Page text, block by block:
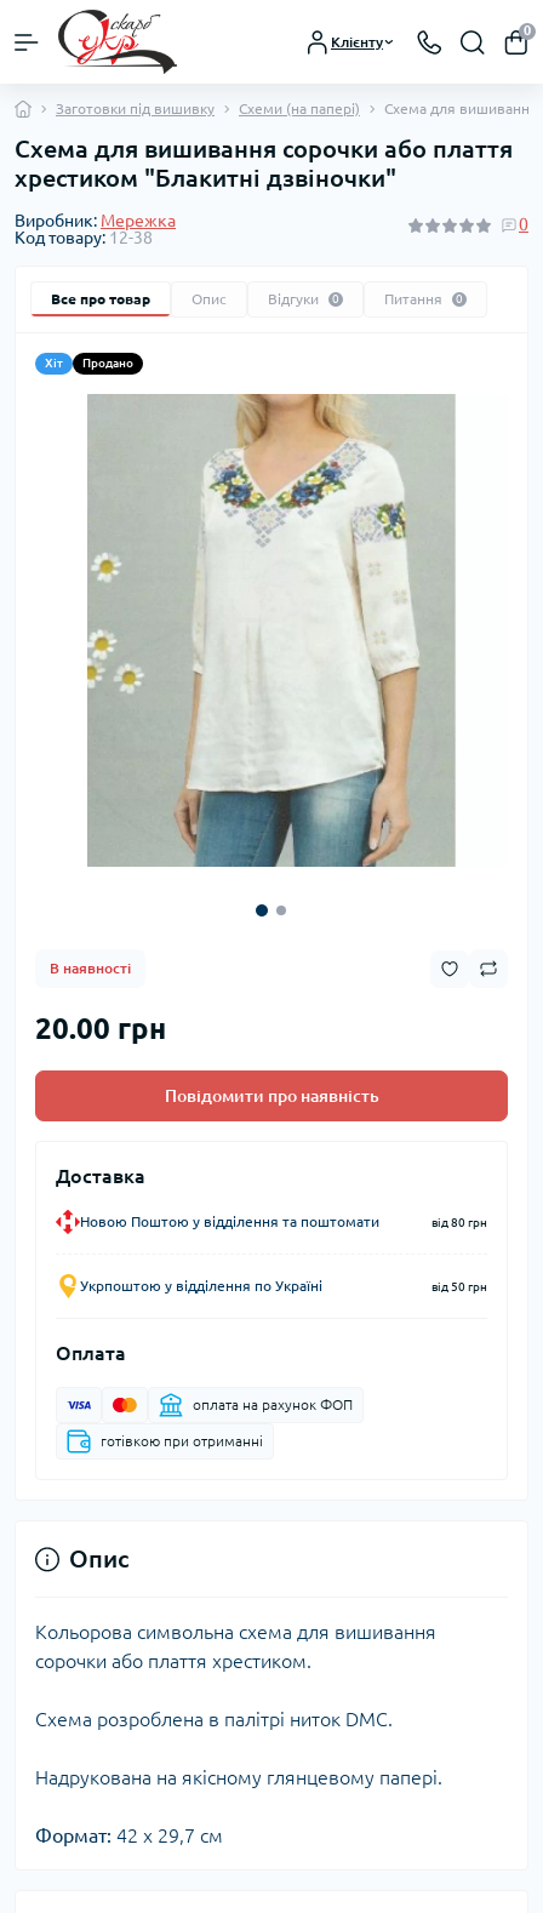
Клієнту
0
Заготовки під вишивку Схеми (на папері) Схема для вишивання
Схема для вишивання сорочки або плаття
хрестиком "Блакитні дзвіночки"
Виробник: Мережка
Код товару: 12-38
0
Все про товар Опис Відгуки 0 Питання 0
Хіт Продано
В наявності
20.00 грн
Повідомити про наявність
Доставка
Новою Поштою у відділення та поштомати від 80 грн
Укрпоштою у відділення по Україні від 50 грн
Оплата
оплата на рахунок ФОП
готівкою при отриманні
Опис
Кольорова символьна схема для вишивання
сорочки або плаття хрестиком.
Схема розроблена в палітрі ниток DMC.
Надрукована на якісному глянцевому папері.
Формат: 42 х 29,7 см